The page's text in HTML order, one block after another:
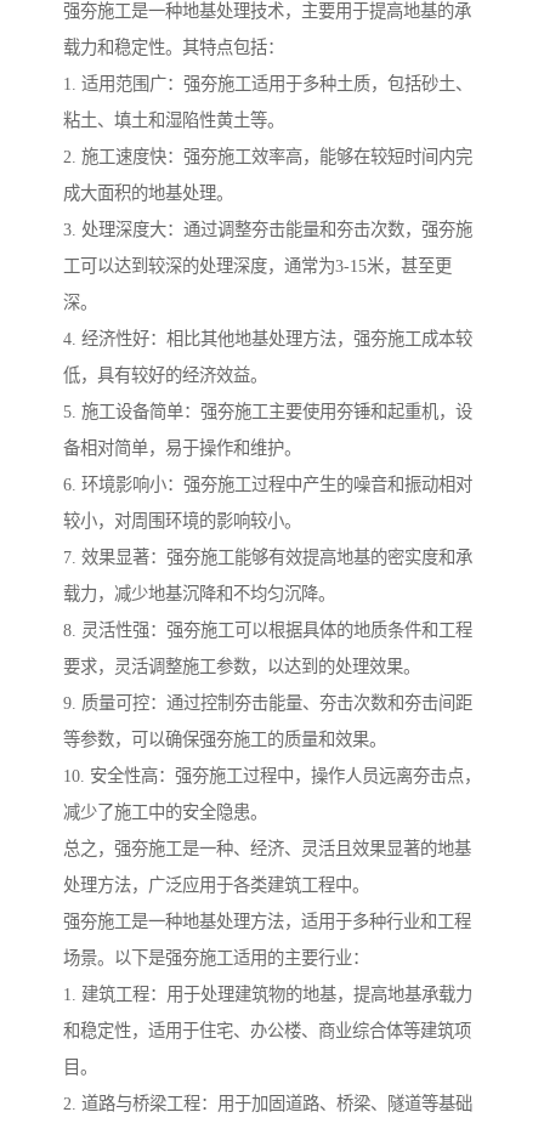
强夯施工是一种地基处理技术，主要用于提高地基的承
载力和稳定性。其特点包括：
1. 适用范围广：强夯施工适用于多种土质，包括砂土、
粘土、填土和湿陷性黄土等。
2. 施工速度快：强夯施工效率高，能够在较短时间内完
成大面积的地基处理。
3. 处理深度大：通过调整夯击能量和夯击次数，强夯施
工可以达到较深的处理深度，通常为3-15米，甚至更
深。
4. 经济性好：相比其他地基处理方法，强夯施工成本较
低，具有较好的经济效益。
5. 施工设备简单：强夯施工主要使用夯锤和起重机，设
备相对简单，易于操作和维护。
6. 环境影响小：强夯施工过程中产生的噪音和振动相对
较小，对周围环境的影响较小。
7. 效果显著：强夯施工能够有效提高地基的密实度和承
载力，减少地基沉降和不均匀沉降。
8. 灵活性强：强夯施工可以根据具体的地质条件和工程
要求，灵活调整施工参数，以达到的处理效果。
9. 质量可控：通过控制夯击能量、夯击次数和夯击间距
等参数，可以确保强夯施工的质量和效果。
10. 安全性高：强夯施工过程中，操作人员远离夯击点，
减少了施工中的安全隐患。
总之，强夯施工是一种、经济、灵活且效果显著的地基
处理方法，广泛应用于各类建筑工程中。
强夯施工是一种地基处理方法，适用于多种行业和工程
场景。以下是强夯施工适用的主要行业：
1. 建筑工程：用于处理建筑物的地基，提高地基承载力
和稳定性，适用于住宅、办公楼、商业综合体等建筑项
目。
2. 道路与桥梁工程：用于加固道路、桥梁、隧道等基础